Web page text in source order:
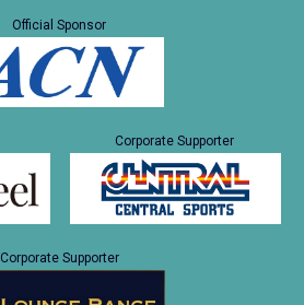
Official Sponsor
Corporate Supporter
Corporate Supporter